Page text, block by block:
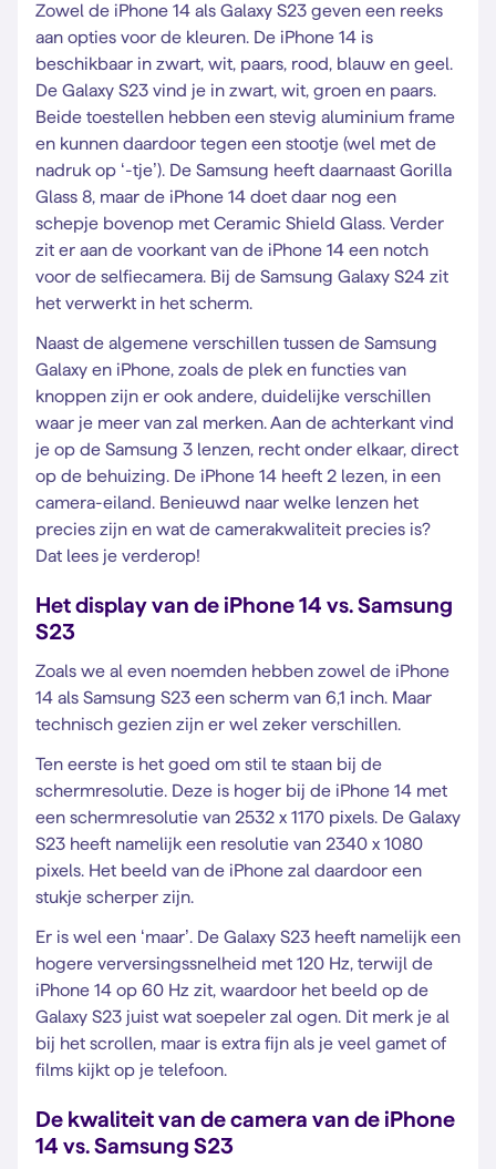
Zowel de iPhone 14 als Galaxy S23 geven een reeks
aan opties voor de kleuren. De iPhone 14 is
beschikbaar in zwart, wit, paars, rood, blauw en geel.
De Galaxy S23 vind je in zwart, wit, groen en paars.
Beide toestellen hebben een stevig aluminium frame
en kunnen daardoor tegen een stootje (wel met de
nadruk op ‘-tje’). De Samsung heeft daarnaast Gorilla
Glass 8, maar de iPhone 14 doet daar nog een
schepje bovenop met Ceramic Shield Glass. Verder
zit er aan de voorkant van de iPhone 14 een notch
voor de selfiecamera. Bij de Samsung Galaxy S24 zit
het verwerkt in het scherm.
Naast de algemene verschillen tussen de Samsung
Galaxy en iPhone, zoals de plek en functies van
knoppen zijn er ook andere, duidelijke verschillen
waar je meer van zal merken. Aan de achterkant vind
je op de Samsung 3 lenzen, recht onder elkaar, direct
op de behuizing. De iPhone 14 heeft 2 lezen, in een
camera-eiland. Benieuwd naar welke lenzen het
precies zijn en wat de camerakwaliteit precies is?
Dat lees je verderop!
Het display van de iPhone 14 vs. Samsung
S23
Zoals we al even noemden hebben zowel de iPhone
14 als Samsung S23 een scherm van 6,1 inch. Maar
technisch gezien zijn er wel zeker verschillen.
Ten eerste is het goed om stil te staan bij de
schermresolutie. Deze is hoger bij de iPhone 14 met
een schermresolutie van 2532 x 1170 pixels. De Galaxy
S23 heeft namelijk een resolutie van 2340 x 1080
pixels. Het beeld van de iPhone zal daardoor een
stukje scherper zijn.
Er is wel een ‘maar’. De Galaxy S23 heeft namelijk een
hogere verversingssnelheid met 120 Hz, terwijl de
iPhone 14 op 60 Hz zit, waardoor het beeld op de
Galaxy S23 juist wat soepeler zal ogen. Dit merk je al
bij het scrollen, maar is extra fijn als je veel gamet of
films kijkt op je telefoon.
De kwaliteit van de camera van de iPhone
14 vs. Samsung S23